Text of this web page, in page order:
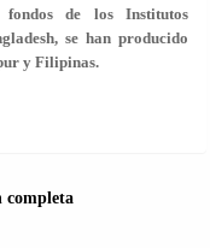
fondos de los Institutos
se han producido
y Filipinas.
completa